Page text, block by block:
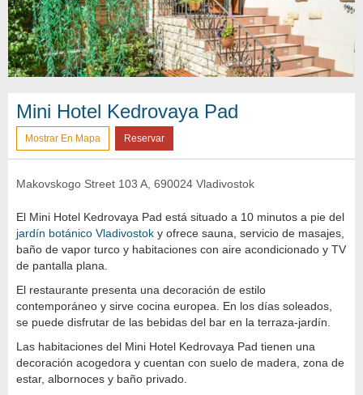
Mini Hotel Kedrovaya Pad
Mostrar En Mapa Reservar
Makovskogo Street 103 A, 690024 Vladivostok
El Mini Hotel Kedrovaya Pad está situado a 10 minutos a pie del
jardín botánico Vladivostok y ofrece sauna, servicio de masajes,
baño de vapor turco y habitaciones con aire acondicionado y TV
de pantalla plana.
El restaurante presenta una decoración de estilo
contemporáneo y sirve cocina europea. En los días soleados,
se puede disfrutar de las bebidas del bar en la terraza-jardín.
Las habitaciones del Mini Hotel Kedrovaya Pad tienen una
decoración acogedora y cuentan con suelo de madera, zona de
estar, albornoces y baño privado.